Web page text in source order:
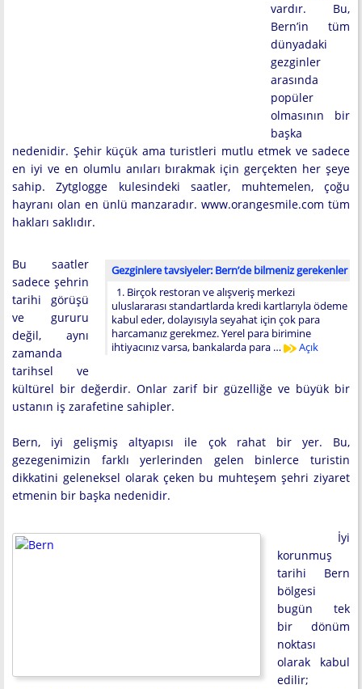
vardır. Bu,
Bern’in tüm
dünyadaki
gezginler
arasında
popüler
olmasının bir
başka
nedenidir. Şehir küçük ama turistleri mutlu etmek ve sadece
en iyi ve en olumlu anıları bırakmak için gerçekten her şeye
sahip. Zytglogge kulesindeki saatler, muhtemelen, çoğu
hayranı olan en ünlü manzaradır. www.orangesmile.com tüm
hakları saklıdır.
Gezginlere tavsiyeler: Bern’de bilmeniz gerekenler
1. Birçok restoran ve alışveriş merkezi
uluslararası standartlarda kredi kartlarıyla ödeme
kabul eder, dolayısıyla seyahat için çok para
harcamanız gerekmez. Yerel para birimine
ihtiyacınız varsa, bankalarda para …
Açık
Bu saatler
sadece şehrin
tarihi görüşü
ve gururu
değil, aynı
zamanda
tarihsel ve
kültürel bir değerdir. Onlar zarif bir güzelliğe ve büyük bir
ustanın iş zarafetine sahipler.
Bern, iyi gelişmiş altyapısı ile çok rahat bir yer. Bu,
gezegenimizin farklı yerlerinden gelen binlerce turistin
dikkatini geleneksel olarak çeken bu muhteşem şehri ziyaret
etmenin bir başka nedenidir.
İyi
korunmuş
tarihi Bern
bölgesi
bugün tek
bir dönüm
noktası
olarak kabul
edilir;